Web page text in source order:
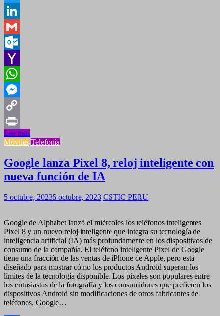
Twitter
LinkedIn
Gmail
Outlook.com
Yahoo
Mail
WhatsApp
Messenger
Copy
Link
Print
Lee mas
Móviles Telefonía
Google lanza Pixel 8, reloj inteligente con
nueva función de IA
5 octubre, 20235 octubre, 2023 CSTIC PERU
Google de Alphabet lanzó el miércoles los teléfonos inteligentes
Pixel 8 y un nuevo reloj inteligente que integra su tecnología de
inteligencia artificial (IA) más profundamente en los dispositivos de
consumo de la compañía. El teléfono inteligente Pixel de Google
tiene una fracción de las ventas de iPhone de Apple, pero está
diseñado para mostrar cómo los productos Android superan los
límites de la tecnología disponible. Los píxeles son populares entre
los entusiastas de la fotografía y los consumidores que prefieren los
dispositivos Android sin modificaciones de otros fabricantes de
teléfonos. Google…